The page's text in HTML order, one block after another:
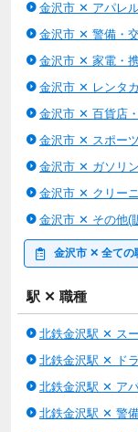
丁寧にお応えします
金沢市 ✕ アパレ
金沢市 ✕ 警備・
金沢市 ✕ 家電・
金沢市 ✕ レンタ
金沢市 ✕ 百貨店
金沢市 ✕ スポー
金沢市 ✕ ガソリ
金沢市 ✕ クリー
金沢市 ✕ その他(
金沢市 ✕ 全ての
駅 ✕ 職種
北鉄金沢駅 ✕ ス
北鉄金沢駅 ✕ ド
北鉄金沢駅 ✕ ア
北鉄金沢駅 ✕ 警